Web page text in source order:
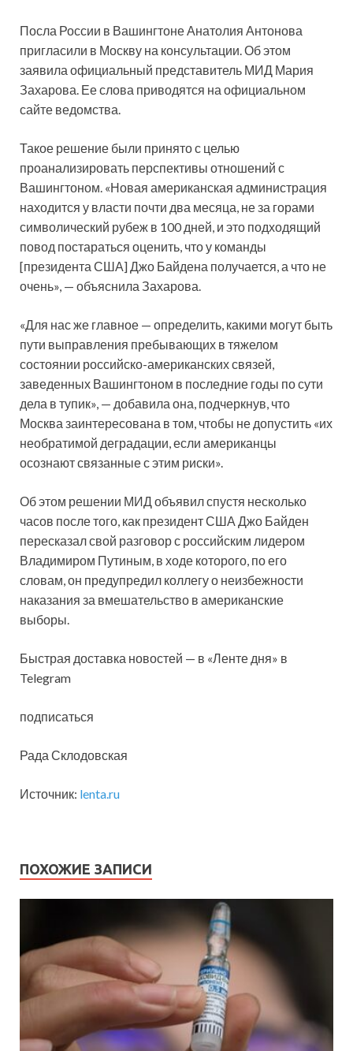
Посла России в Вашингтоне Анатолия Антонова
пригласили в Москву на консультации. Об этом
заявила официальный представитель МИД Мария
Захарова. Ее слова приводятся на официальном
сайте ведомства.
Такое решение были принято с целью
проанализировать перспективы отношений с
Вашингтоном. «Новая американская администрация
находится у власти почти два месяца, не за горами
символический рубеж в 100 дней, и это подходящий
повод постараться оценить, что у команды
[президента США] Джо Байдена получается, а что не
очень», — объяснила Захарова.
«Для нас же главное — определить, какими могут быть
пути выправления пребывающих в тяжелом
состоянии российско-американских связей,
заведенных Вашингтоном в последние годы по сути
дела в тупик», — добавила она, подчеркнув, что
Москва заинтересована в том, чтобы не допустить «их
необратимой деградации, если американцы
осознают связанные с этим риски».
Об этом решении МИД объявил спустя несколько
часов после того, как президент США Джо Байден
пересказал свой разговор с российским лидером
Владимиром Путиным, в ходе которого, по его
словам, он предупредил коллегу о неизбежности
наказания за вмешательство в американские
выборы.
Быстрая доставка новостей — в «Ленте дня» в
Telegram
подписаться
Рада Склодовская
Источник: lenta.ru
ПОХОЖИЕ ЗАПИСИ